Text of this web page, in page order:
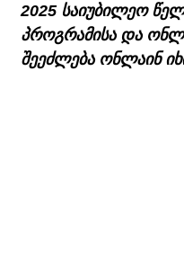
2025 საიუბილეო
პროგრამისა და
შეეძლება ონლაინ